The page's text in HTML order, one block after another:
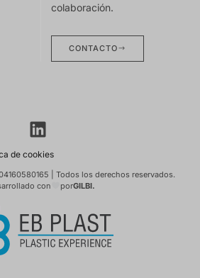
colaboración.
CONTACTO
de cookies
| Todos los derechos reservados.
con
porGILBI.